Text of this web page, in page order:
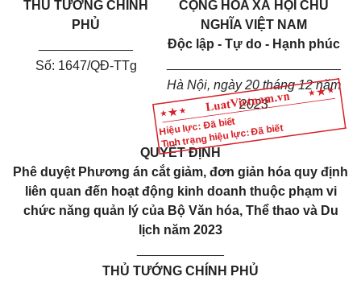
Hiệu lực: Đã biết
Tình trạng hiệu lực: Đã biết
THỦ TƯỚNG CHÍNH
PHỦ
Số: 1647/QĐ-TTg
CỘNG HÒA XÃ HỘI CHỦ
NGHĨA VIỆT NAM
Độc lập - Tự do - Hạnh phúc
Hà Nội, ngày20tháng 12 năm
2023
QUYẾT ĐỊNH
Phê duyệt Phương án cắt giảm, đơn giản hóa quy định
liên quan đến hoạt động kinh doanh thuộc phạm vi
chức năng quản lý của Bộ Văn hóa, Thể thao và Du
lịch năm 2023
THỦ TƯỚNG CHÍNH PHỦ